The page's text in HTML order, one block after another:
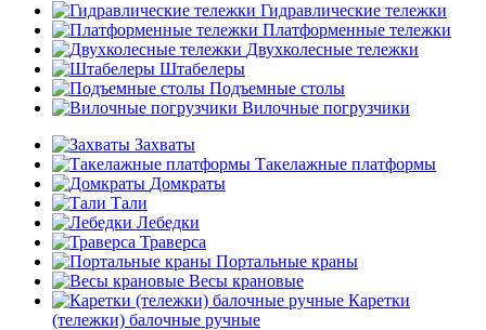
Гидравлические тележки
Платформенные тележки
Двухколесные тележки
Штабелеры
Подъемные столы
Вилочные погрузчики
Захваты
Такелажные платформы
Домкраты
Тали
Лебедки
Траверса
Портальные краны
Весы крановые
Каретки
(тележки) балочные ручные